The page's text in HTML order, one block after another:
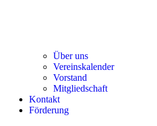
Über uns
Ver­einska­len­der
Vor­stand
Mit­glied­schaft
Kon­takt
För­de­rung